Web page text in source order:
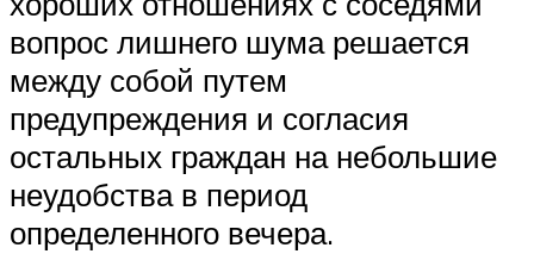
вопрос лишнего шума решается
между собой путем
предупреждения и согласия
остальных граждан на небольшие
неудобства в период
определенного вечера.